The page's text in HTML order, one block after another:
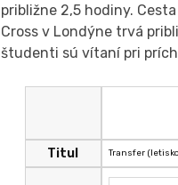
približne 2,5 hodiny.
Cross v Londýne trvá
študenti sú vítaní pri
Titul Transfer